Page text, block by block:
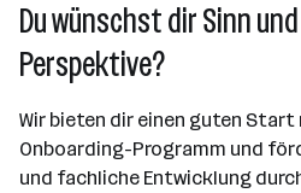
Du wünschst dir Sinn
Perspektive?
Wir bieten dir einen guten
Onboarding-Programm und
und fachliche Entwicklung